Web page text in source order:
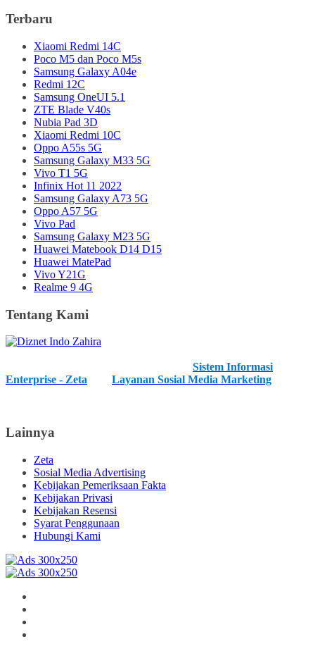
Terbaru
Xiaomi Redmi 14C
Poco M5 dan Poco M5s
Samsung Galaxy A04e
Redmi 12C
Samsung OneUI 5.1
ZTE Blade V40s
Nubia Pad 3D
Xiaomi Redmi 10C
Oppo A55s 5G
Samsung Galaxy M33 5G
Vivo T1 5G
Infinix Hot 11 2022
Samsung Galaxy A73 5G
Oppo A57 5G
Vivo Pad
Samsung Galaxy M23 5G
Huawei Matebook D14 D15
Huawei MatePad
Vivo Y21G
Realme 9 4G
Tentang Kami
Sistem Informasi
Enterprise - Zeta
Layanan Sosial Media Marketing
Lainnya
Zeta
Sosial Media Advertising
Kebijakan Pemeriksaan Fakta
Kebijakan Privasi
Kebijakan Resensi
Syarat Penggunaan
Hubungi Kami